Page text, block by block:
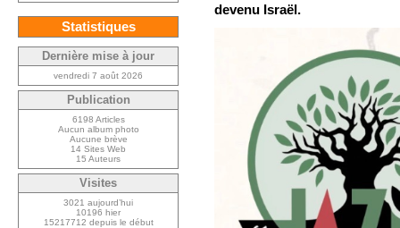
devenu Israël.
Statistiques
Dernière mise à jour
vendredi 7 août 2026
Publication
6198 Articles
Aucun album photo
Aucune brève
14 Sites Web
15 Auteurs
Visites
3021 aujourd’hui
10196 hier
15217712 depuis le début